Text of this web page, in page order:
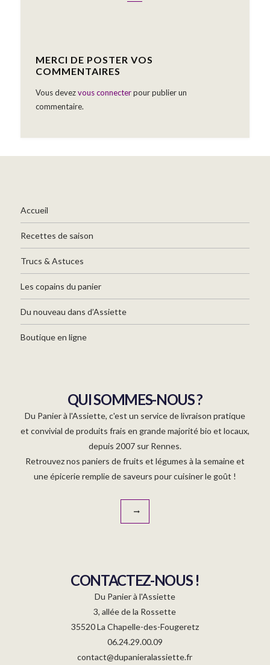
MERCI DE POSTER VOS
COMMENTAIRES
Vous devezvous connecterpour publier un
commentaire.
Accueil
Recettes de saison
Trucs & Astuces
Les copains du panier
Du nouveau dans d’Assiette
Boutique en ligne
QUI SOMMES-NOUS ?
Du Panier à l'Assiette, c'est un service de livraison pratique
et convivial de produits frais en grande majorité bio et locaux,
depuis 2007 sur Rennes.
Retrouvez nos paniers de fruits et légumes à la semaine et
une épicerie remplie de saveurs pour cuisiner le goût !
CONTACTEZ-NOUS !
Du Panier à l'Assiette
3, allée de la Rossette
35520 La Chapelle-des-Fougeretz
06.24.29.00.09
contact@dupanieralassiette.fr